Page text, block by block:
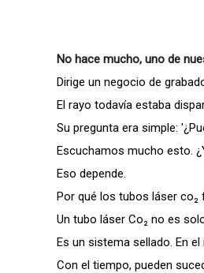
No hace mucho, uno de
Dirige un negocio de
El rayo todavía estaba
Su pregunta era simple:
Escuchamos mucho esto.
Eso depende.
Por qué los tubos láser co₂
Un tubo láser Co₂ no es
Es un sistema sellado. En
Con el tiempo, pueden